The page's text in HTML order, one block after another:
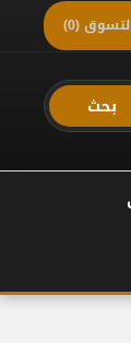
(0)
بحث